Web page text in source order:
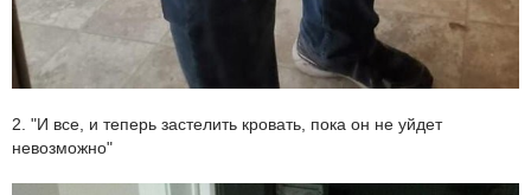
2. "И все, и теперь застелить кровать, пока он не уйдет
невозможно"